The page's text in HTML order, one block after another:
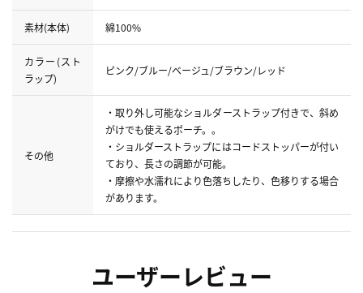
素材(本体) 綿100%
カラー(スト
ラップ)
ピンク/ブルー/ベージュ/ブラウン/レッド
その他
・取り外し可能なショルダーストラップ付きで、斜め
がけでも使えるポーチ。。
・ショルダーストラップにはコードストッパーが付い
ており、長さの調節が可能。
・摩擦や水濡れにより色落ちしたり、色移りする場合
があります。
ユーザーレビュー